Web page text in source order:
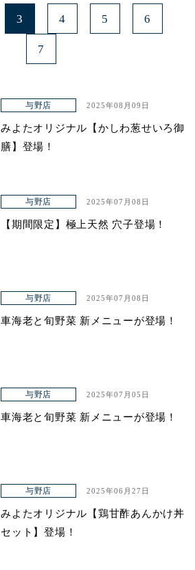
3 4 5 6
7
与野店 2025年08月09日
みよたオリジナル【かしわ葱せいろ御
膳】登場！
与野店 2025年07月08日
【期間限定】極上天然 穴子登場！
与野店 2025年07月08日
車海老と旬野菜 新メニューが登場！
与野店 2025年07月05日
車海老と旬野菜 新メニューが登場！
与野店 2025年06月27日
みよたオリジナル【鶏甘酢あんかけ丼
セット】登場！